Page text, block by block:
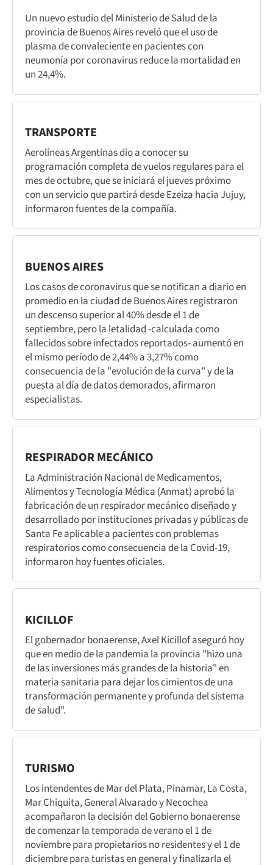
Un nuevo estudio del Ministerio de Salud de la
provincia de Buenos Aires reveló que el uso de
plasma de convaleciente en pacientes con
neumonía por coronavirus reduce la mortalidad en
un 24,4%.
TRANSPORTE
Aerolíneas Argentinas dio a conocer su
programación completa de vuelos regulares para el
mes de octubre, que se iniciará el jueves próximo
con un servicio que partirá desde Ezeiza hacia Jujuy,
informaron fuentes de la compañía.
BUENOS AIRES
Los casos de coronavirus que se notifican a diario en
promedio en la ciudad de Buenos Aires registraron
un descenso superior al 40% desde el 1 de
septiembre, pero la letalidad -calculada como
fallecidos sobre infectados reportados- aumentó en
el mismo período de 2,44% a 3,27% como
consecuencia de la "evolución de la curva" y de la
puesta al día de datos demorados, afirmaron
especialistas.
RESPIRADOR MECÁNICO
La Administración Nacional de Medicamentos,
Alimentos y Tecnología Médica (Anmat) aprobó la
fabricación de un respirador mecánico diseñado y
desarrollado por instituciones privadas y públicas de
Santa Fe aplicable a pacientes con problemas
respiratorios como consecuencia de la Covid-19,
informaron hoy fuentes oficiales.
KICILLOF
El gobernador bonaerense, Axel Kicillof aseguró hoy
que en medio de la pandemia la provincia "hizo una
de las inversiones más grandes de la historia" en
materia sanitaria para dejar los cimientos de una
transformación permanente y profunda del sistema
de salud".
TURISMO
Los intendentes de Mar del Plata, Pinamar, La Costa,
Mar Chiquita, General Alvarado y Necochea
acompañaron la decisión del Gobierno bonaerense
de comenzar la temporada de verano el 1 de
noviembre para propietarios no residentes y el 1 de
diciembre para turistas en general y finalizarla el